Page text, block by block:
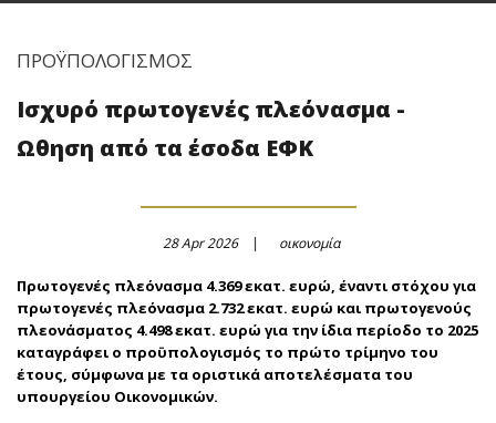
ΠΡΟΫΠΟΛΟΓΙΣΜΟΣ
Ισχυρό πρωτογενές πλεόνασμα -
Ωθηση από τα έσοδα ΕΦΚ
28 Apr 2026 οικονομία
Πρωτογενές πλεόνασμα 4.369 εκατ. ευρώ, έναντι στόχου για
πρωτογενές πλεόνασμα 2.732 εκατ. ευρώ και πρωτογενούς
πλεονάσματος 4.498 εκατ. ευρώ για την ίδια περίοδο το 2025
καταγράφει ο προϋπολογισμός το πρώτο τρίμηνο του
έτους, σύμφωνα με τα οριστικά αποτελέσματα του
υπουργείου Οικονομικών.